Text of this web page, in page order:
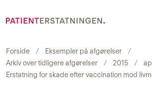
Forside
Eksempler på afgørelser
Arkiv over tidligere afgørelser
2015
Erstatning for skade efter vaccination mod